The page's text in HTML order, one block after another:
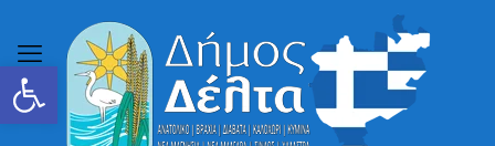
Ανοίξτε τη γραμμή εργαλείων